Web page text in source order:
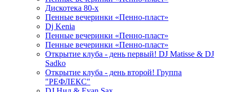
Дискотека 80-х
Пенные вечеринки «Пенно-пласт»
Dj Kenia
Пенные вечеринки «Пенно-пласт»
Пенные вечеринки «Пенно-пласт»
Открытие клуба - день первый! DJ Matisse & DJ
Sadko
Открытие клуба - день второй! Группа
"РЕФЛЕКС"